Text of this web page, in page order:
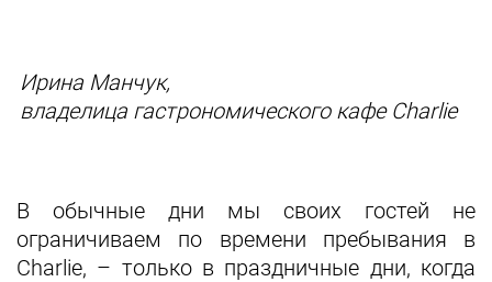
Ирина Манчук,
владелица гастрономического кафе Charlie
В обычные дни мы своих гостей не
ограничиваем по времени пребывания в
Charlie, – только в праздничные дни, когда